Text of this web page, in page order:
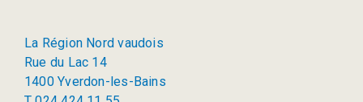
La Région Nord vaudois
Rue du Lac 14
1400 Yverdon-les-Bains